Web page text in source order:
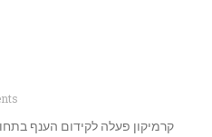
קרמיקון פעלה לקידום הענף